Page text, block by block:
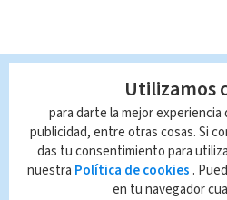
Utilizamos
para darte la mejor
publicidad, entre otras cosas. Si
das tu consentimiento para
nuestra Política de cookies .
en tu navegador